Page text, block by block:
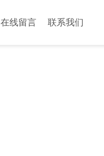
在线留言 联系我们